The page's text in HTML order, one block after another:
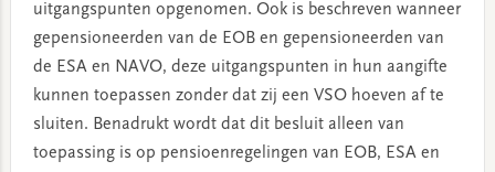
uitgangspunten opgenomen. Ook is beschreven wanneer
gepensioneerden van de EOB en gepensioneerden van
de ESA en NAVO, deze uitgangspunten in hun aangifte
kunnen toepassen zonder dat zij een VSO hoeven af te
sluiten. Benadrukt wordt dat dit besluit alleen van
toepassing is op pensioenregelingen van EOB, ESA en